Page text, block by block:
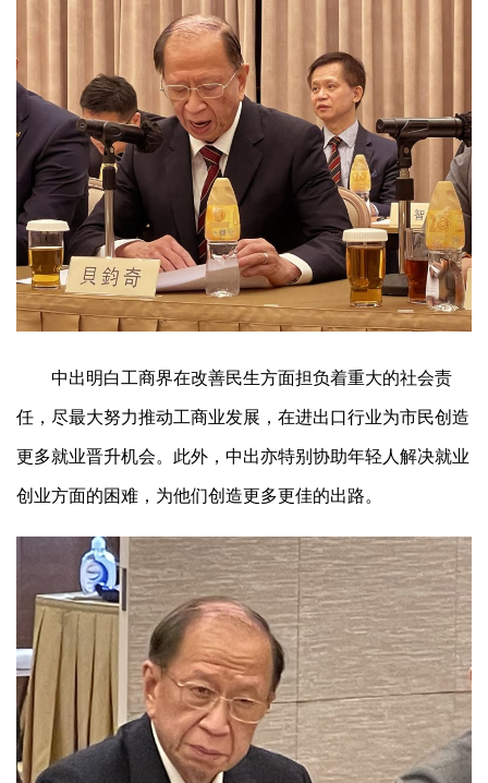
中出明白工商界在改善民生方面担负着重大的社会责
任，尽最大努力推动工商业发展，在进出口行业为市民创造
更多就业晋升机会。此外，中出亦特别协助年轻人解决就业
创业方面的困难，为他们创造更多更佳的出路。